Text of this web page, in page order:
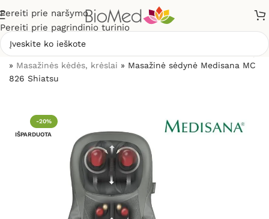
Pereiti prie naršymo
Pereiti prie pagrindinio turinio
» Masažinės kėdės, krėslai » Masažinė sėdynė Medisana MC
826 Shiatsu
-20%
IŠPARDUOTA